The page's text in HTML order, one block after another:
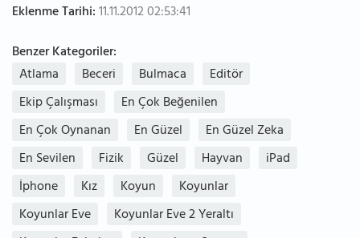
Eklenme Tarihi:11.11.2012 02:53:41
Benzer Kategoriler:
Atlama
Beceri Bulmaca
Editör
Ekip Çalışması
En Çok Beğenilen
En Çok Oynanan
En Güzel
En Güzel Zeka
En Sevilen
Fizik Güzel Hayvan
iPad
İphone
Kız Koyun
Koyunlar
Koyunlar Eve
Koyunlar Eve 2 Yeraltı